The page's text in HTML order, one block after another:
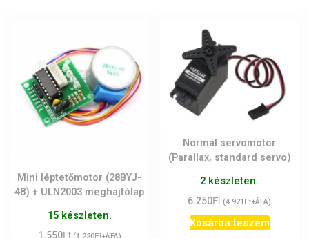
Mini léptetőmotor (28BYJ-
48) + ULN2003 meghajtólap
15 készleten.
1.550Ft (1.220Ft+ÁFA)
Normál servomotor
(Parallax, standard servo)
2 készleten.
6.250Ft (4.921 Ft+ÁFA)
Kosárba teszem